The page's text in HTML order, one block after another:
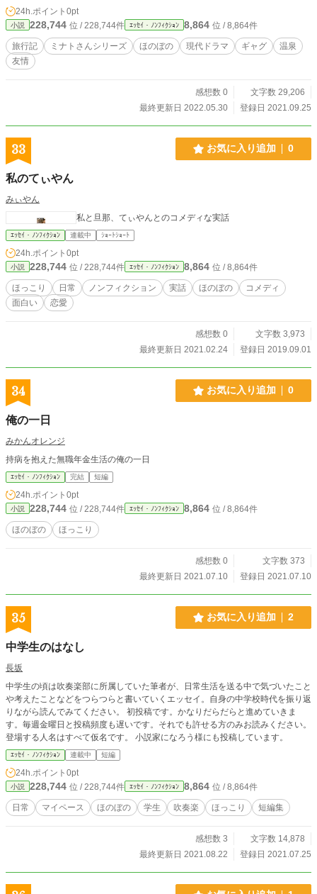
24h.ポイント 0pt
小説 228,744 位 / 228,744件 ｴｯｾｲ・ﾉﾝﾌｨｸｼｮﾝ 8,864 位 / 8,864件
旅行記 ミナトさんシリーズ ほのぼの 現代ドラマ ギャグ
温泉
友情
感想数 0
文字数 29,206
最終更新日 2022.05.30
登録日 2021.09.25
33 お気に入り追加 0
私のてぃやん
みぃやん
私と旦那、てぃやんとのコメディな実話
ｴｯｾｲ・ﾉﾝﾌｨｸｼｮﾝ 連載中 ｼｮｰﾄｼｮｰﾄ
24h.ポイント 0pt
小説 228,744 位 / 228,744件 ｴｯｾｲ・ﾉﾝﾌｨｸｼｮﾝ 8,864 位 / 8,864件
ほっこり 日常 ノンフィクション 実話 ほのぼの
コメディ
面白い
恋愛
感想数 0
文字数 3,973
最終更新日 2021.02.24
登録日 2019.09.01
34 お気に入り追加 0
俺の一日
みかんオレンジ
持病を抱えた無職年金生活の俺の一日
ｴｯｾｲ・ﾉﾝﾌｨｸｼｮﾝ 完結 短編
24h.ポイント 0pt
小説 228,744 位 / 228,744件 ｴｯｾｲ・ﾉﾝﾌｨｸｼｮﾝ 8,864 位 / 8,864件
ほのぼの ほっこり
感想数 0
文字数 373
最終更新日 2021.07.10
登録日 2021.07.10
35 お気に入り追加 2
中学生のはなし
長坂
中学生の頃は吹奏楽部に所属していた筆者が、日常生活を送る中で気づいたこと
や考えたことなどをつらつらと書いていくエッセイ。自身の中学校時代を振り返
りながら読んでみてください。 初投稿です。かなりだらだらと進めていきま
す。毎週金曜日と投稿頻度も遅いです。それでも許せる方のみお読みください。
登場する人名はすべて仮名です。 小説家になろう様にも投稿しています。
ｴｯｾｲ・ﾉﾝﾌｨｸｼｮﾝ 連載中 短編
24h.ポイント 0pt
小説 228,744 位 / 228,744件 ｴｯｾｲ・ﾉﾝﾌｨｸｼｮﾝ 8,864 位 / 8,864件
日常 マイペース ほのぼの 学生 吹奏楽 ほっこり 短編集
感想数 3
文字数 14,878
最終更新日 2021.08.22
登録日 2021.07.25